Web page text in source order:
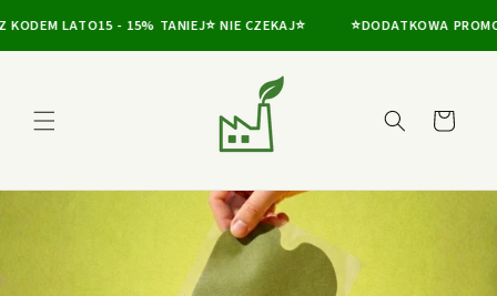
doLATO15 - 15% TANIEJ⭐ NIE CZEKAJ⭐ ⭐DODATKOWA
Koszyk